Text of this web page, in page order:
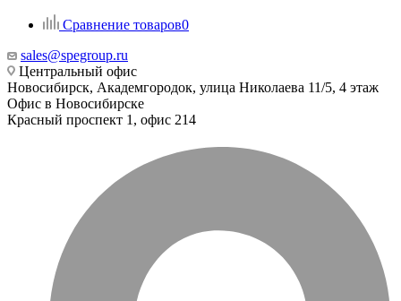
Сравнение товаров0
sales@spegroup.ru
Центральный офис
Новосибирск, Академгородок, улица Николаева 11/5, 4 этаж
Офис в Новосибирске
Красный проспект 1, офис 214